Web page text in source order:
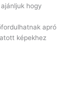
hogy
apró
képekhez